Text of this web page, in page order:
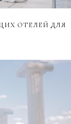
ОТЕЛЕЙ ДЛЯ